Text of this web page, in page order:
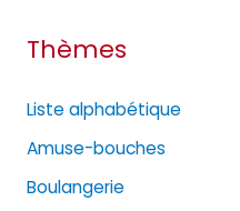
Thèmes
Liste alphabétique
Amuse-bouches
Boulangerie